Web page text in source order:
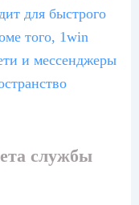
для быстрого
того, 1win
и мессенджеры
службы